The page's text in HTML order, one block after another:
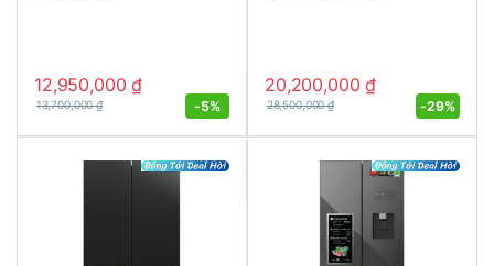
12,950,000₫
13,700,000₫ -5%
20,200,000₫
28,500,000₫ -29%